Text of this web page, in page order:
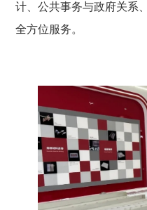
计、公共事务与政府关系
全方位服务。